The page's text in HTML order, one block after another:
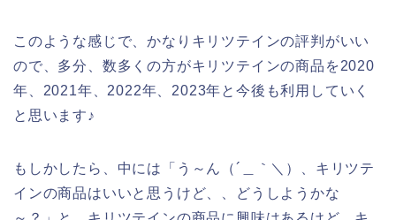
このような感じで、かなりキリツテインの評判がいい
ので、多分、数多くの方がキリツテインの商品を2020
年、2021年、2022年、2023年と今後も利用していく
と思います♪
もしかしたら、中には「う～ん（´＿｀＼）、キリツテ
インの商品はいいと思うけど、、どうしようかな